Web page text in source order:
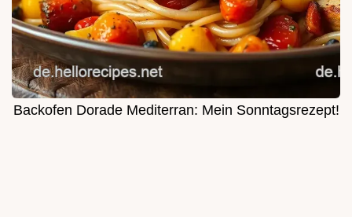
Backofen Dorade Mediterran: Mein Sonntagsrezept!